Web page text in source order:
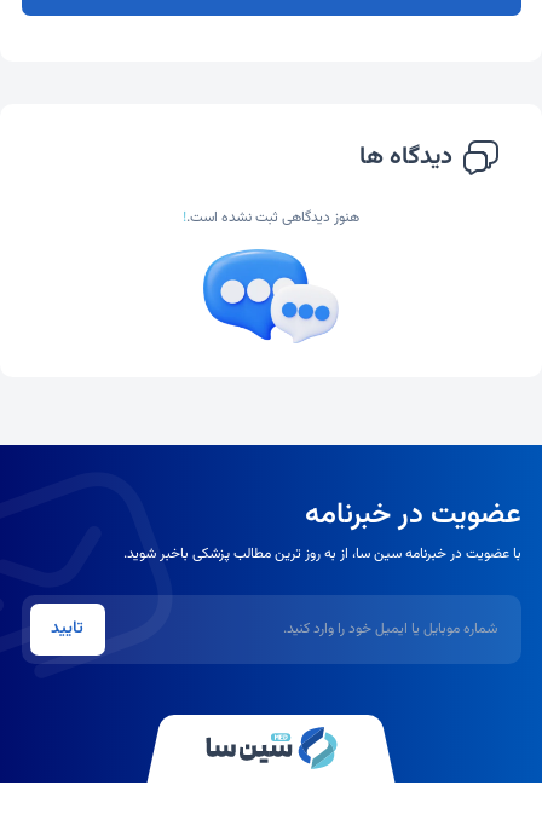
دیدگاه ها
هنوز دیدگاهی ثبت نشده است.!
عضویت در خبرنامه
با عضویت در خبرنامه سین سا، از به روز ترین مطالب پزشکی باخبر شوید.
شماره موبایل یا ایمیل
تایید